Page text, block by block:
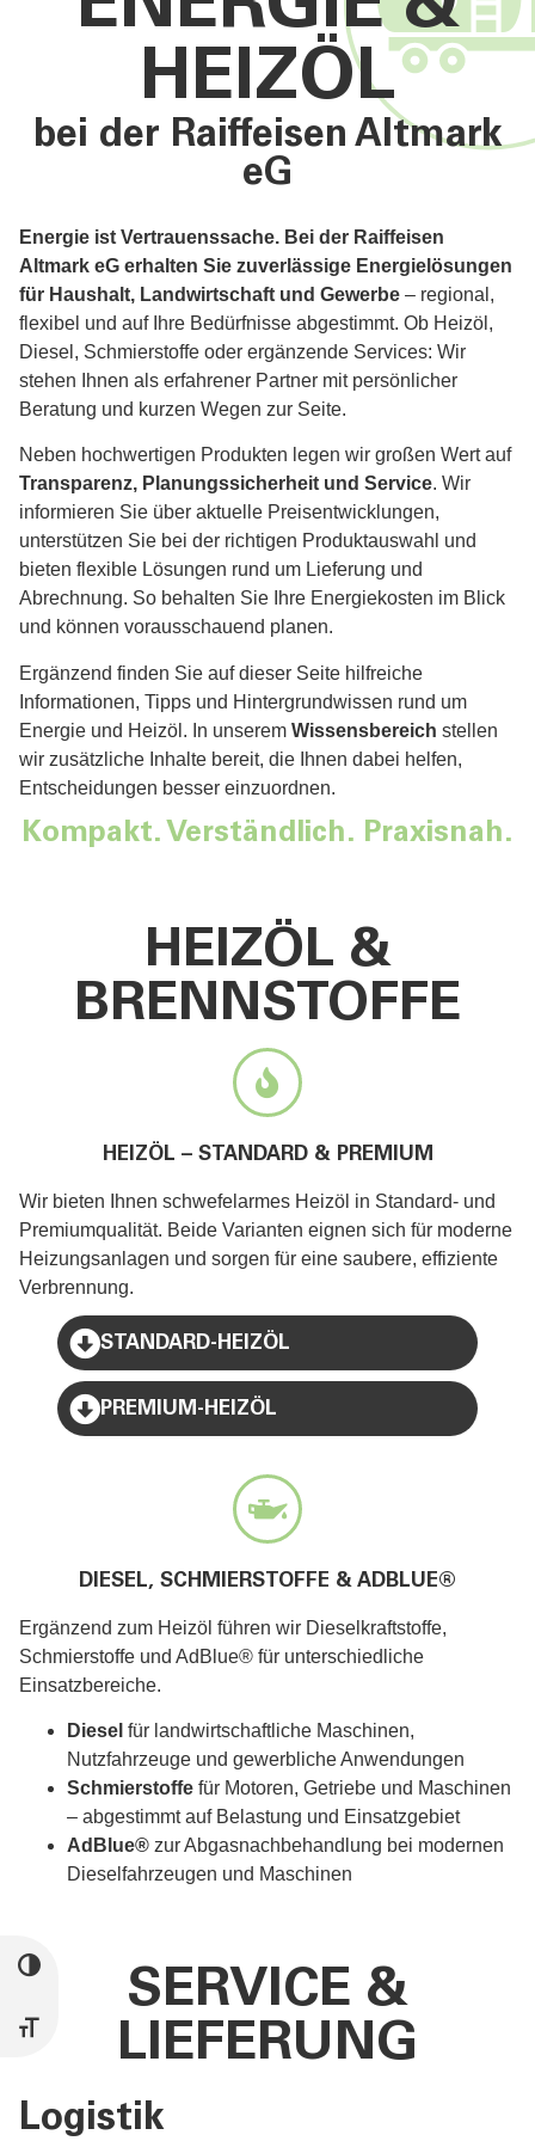
UMSCHALTEN AUF HOHE KONTRASTE
SCHRIFT VERGRÖSSERN
HEIZÖL
bei der Raiffeisen Altmark
eG
Energie ist Vertrauenssache. Bei der Raiffeisen
Altmark eG erhalten Sie zuverlässige Energielösungen
für Haushalt, Landwirtschaft und Gewerbe – regional,
flexibel und auf Ihre Bedürfnisse abgestimmt. Ob Heizöl,
Diesel, Schmierstoffe oder ergänzende Services: Wir
stehen Ihnen als erfahrener Partner mit persönlicher
Beratung und kurzen Wegen zur Seite.
Neben hochwertigen Produkten legen wir großen Wert auf
Transparenz, Planungssicherheit und Service. Wir
informieren Sie über aktuelle Preisentwicklungen,
unterstützen Sie bei der richtigen Produktauswahl und
bieten flexible Lösungen rund um Lieferung und
Abrechnung. So behalten Sie Ihre Energiekosten im Blick
und können vorausschauend planen.
Ergänzend finden Sie auf dieser Seite hilfreiche
Informationen, Tipps und Hintergrundwissen rund um
Energie und Heizöl. In unserem Wissensbereich stellen
wir zusätzliche Inhalte bereit, die Ihnen dabei helfen,
Entscheidungen besser einzuordnen.
Kompakt. Verständlich. Praxisnah.
HEIZÖL &
BRENNSTOFFE
HEIZÖL – STANDARD & PREMIUM
Wir bieten Ihnen schwefelarmes Heizöl in Standard- und
Premiumqualität. Beide Varianten eignen sich für moderne
Heizungsanlagen und sorgen für eine saubere, effiziente
Verbrennung.
STANDARD-HEIZÖL
PREMIUM-HEIZÖL
DIESEL, SCHMIERSTOFFE & ADBLUE®
Ergänzend zum Heizöl führen wir Dieselkraftstoffe,
Schmierstoffe und AdBlue® für unterschiedliche
Einsatzbereiche.
Diesel für landwirtschaftliche Maschinen,
Nutzfahrzeuge und gewerbliche Anwendungen
Schmierstoffe für Motoren, Getriebe und Maschinen
– abgestimmt auf Belastung und Einsatzgebiet
AdBlue® zur Abgasnachbehandlung bei modernen
Dieselfahrzeugen und Maschinen
SERVICE &
LIEFERUNG
Logistik